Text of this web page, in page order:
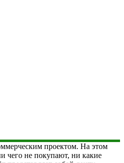
проектом. На этом
чего не покупают, ни какие